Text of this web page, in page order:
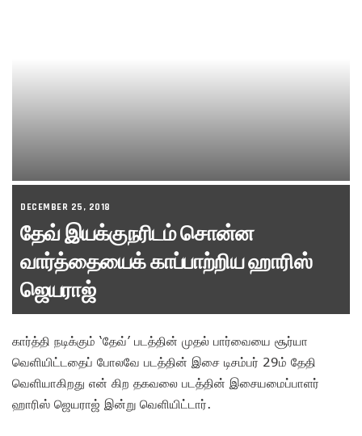
DECEMBER 25, 2018
தேவ் இயக்குநரிடம் சொன்ன
வார்த்தையைக் காப்பாற்றிய ஹாரிஸ்
ஜெயராஜ்
கார்த்தி நடிக்கும் ‘தேவ்’ படத்தின் முதல் பார்வையை சூர்யா
வெளியிட்டதைப் போலவே படத்தின் இசை டிசம்பர் 29ம் தேதி
வெளியாகிறது என் கிற தகவலை படத்தின் இசையமைப்பாளர்
ஹாரிஸ் ஜெயராஜ் இன்று வெளியிட்டார்.